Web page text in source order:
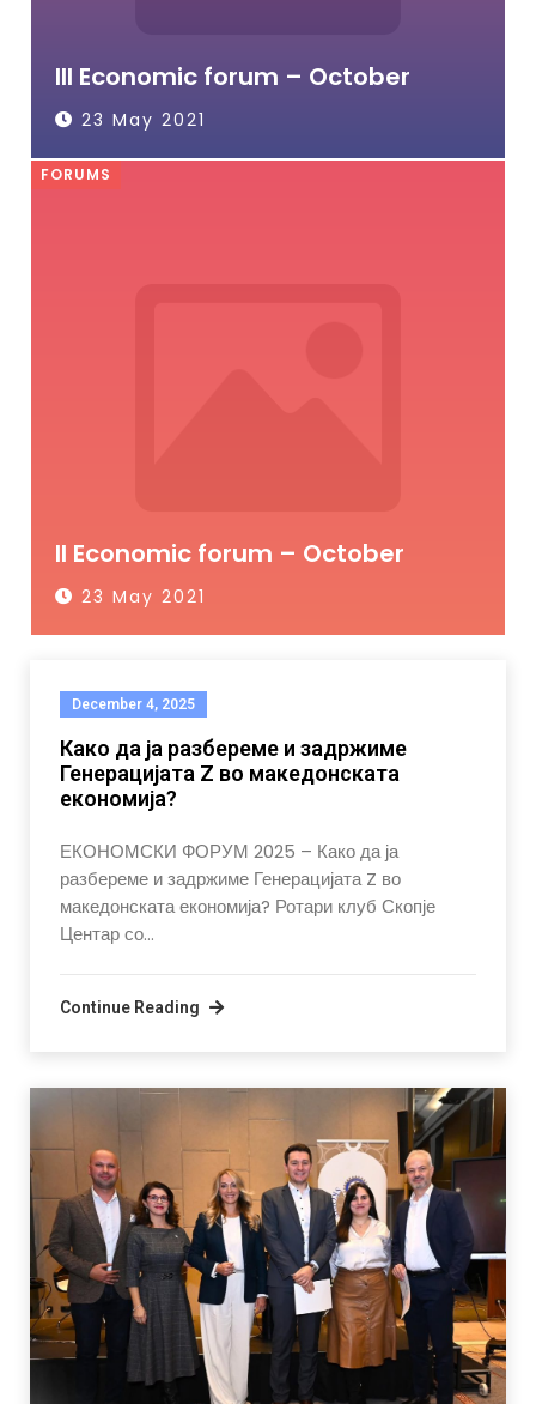
III Economic forum – October
23 May 2021
FORUMS
II Economic forum – October
23 May 2021
December 4, 2025
Како да ја разбереме и задржиме
Генерацијата Z во македонската
економија?
ЕКОНОМСКИ ФОРУМ 2025 – Како да ја
разбереме и задржиме Генерацијата Z во
македонската економија? Ротари клуб Скопје
Центар со…
Continue Reading